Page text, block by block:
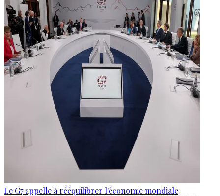
Le G7 appelle à rééquilibrer l'économie mondiale